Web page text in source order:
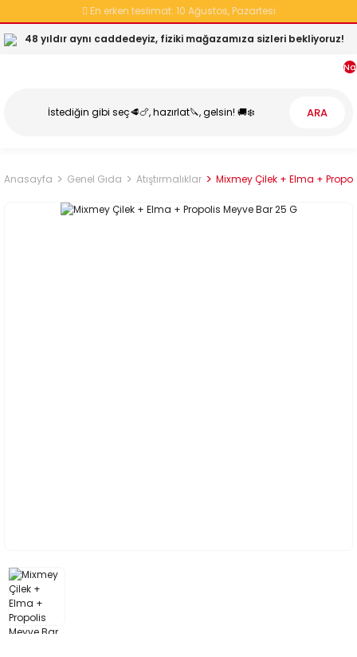
En erken teslimat: 10 Ağustos, Pazartesi
48 yıldır aynı caddedeyiz, fiziki mağazamıza sizleri bekliyoruz!
ARA
Anasayfa Genel Gıda Atıştırmalıklar Mixmey Çilek + Elma +